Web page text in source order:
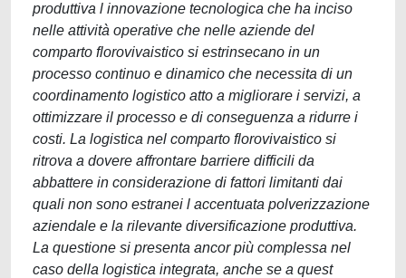
produttiva l innovazione tecnologica che ha inciso
nelle attività operative che nelle aziende del
comparto florovivaistico si estrinsecano in un
processo continuo e dinamico che necessita di un
coordinamento logistico atto a migliorare i servizi, a
ottimizzare il processo e di conseguenza a ridurre i
costi. La logistica nel comparto florovivaistico si
ritrova a dovere affrontare barriere difficili da
abbattere in considerazione di fattori limitanti dai
quali non sono estranei l accentuata polverizzazione
aziendale e la rilevante diversificazione produttiva.
La questione si presenta ancor più complessa nel
caso della logistica integrata, anche se a quest